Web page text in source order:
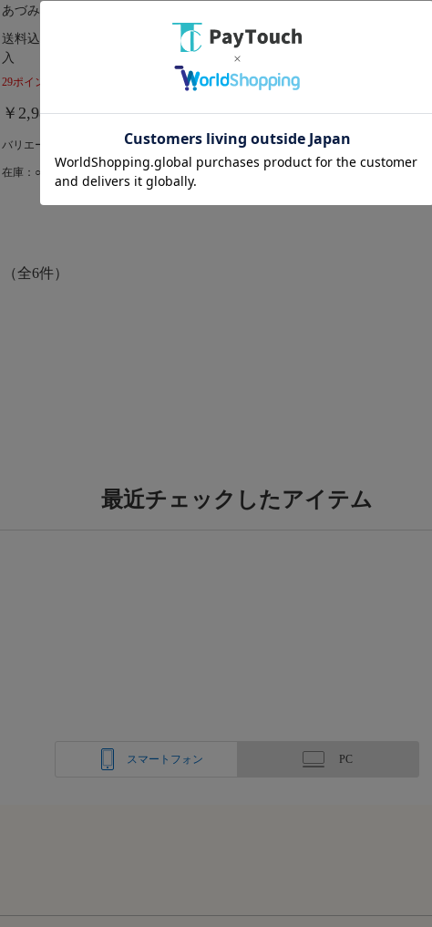
あづみの茶 胡蝶庵
送料込！生どら焼<抹茶>8個
入
29ポイント
￥2,980
バリエーション：なし
在庫：○
送料込！生どら焼＜あずき
＞8個入り
29ポイント（1％）
￥2,980
バリエーション：なし
（全6件）
最近チェックしたアイテム
スマートフォン PC